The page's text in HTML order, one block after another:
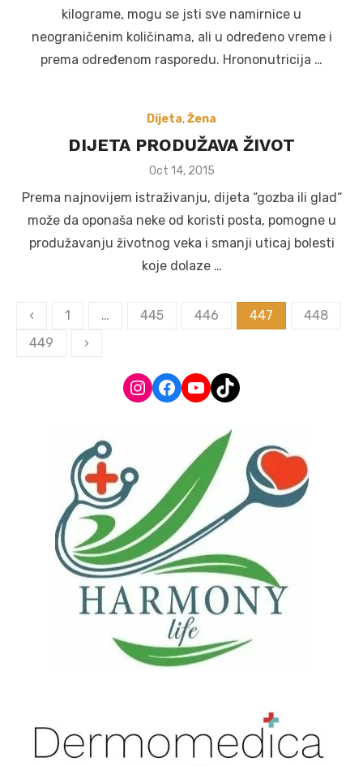
kilograme, mogu se jsti sve namirnice u
neograničenim količinama, ali u određeno vreme i
prema određenom rasporedu. Hrononutricija …
Dijeta,Žena
DIJETA PRODUŽAVA ŽIVOT
Posted
Oct 14, 2015
Prema najnovijem istraživanju, dijeta “gozba ili glad“
može da oponaša neke od koristi posta, pomogne u
produžavanju životnog veka i smanji uticaj bolesti
koje dolaze …
Posts
navigation
‹ 1 … 445 446 447
448
449
›
Instagram
Facebook
YouTube
TikTok